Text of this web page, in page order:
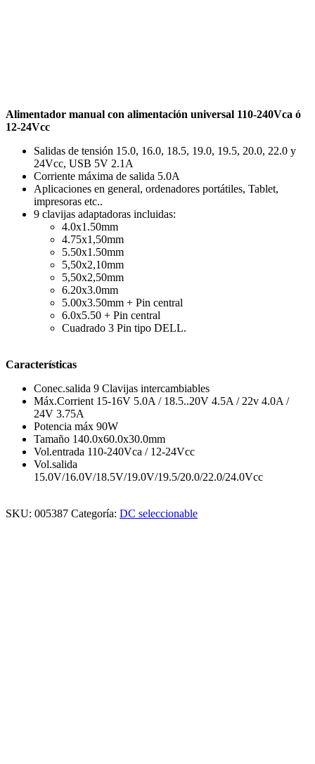
Alimentador manual con alimentación universal 110-240Vca ó
12-24Vcc
Salidas de tensión 15.0, 16.0, 18.5, 19.0, 19.5, 20.0, 22.0 y
24Vcc, USB 5V 2.1A
Corriente máxima de salida 5.0A
Aplicaciones en general, ordenadores portátiles, Tablet,
impresoras etc..
9 clavijas adaptadoras incluidas:
4.0x1.50mm
4.75x1,50mm
5.50x1.50mm
5,50x2,10mm
5,50x2,50mm
6.20x3.0mm
5.00x3.50mm + Pin central
6.0x5.50 + Pin central
Cuadrado 3 Pin tipo DELL.
Características
Conec.salida 9 Clavijas intercambiables
Máx.Corrient 15-16V 5.0A / 18.5..20V 4.5A / 22v 4.0A /
24V 3.75A
Potencia máx 90W
Tamaño 140.0x60.0x30.0mm
Vol.entrada 110-240Vca / 12-24Vcc
Vol.salida
15.0V/16.0V/18.5V/19.0V/19.5/20.0/22.0/24.0Vcc
SKU: 005387 Categoría: DC seleccionable